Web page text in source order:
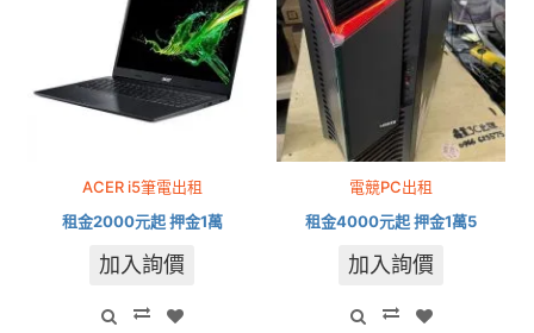
ACER i5筆電出租
租金2000元起 押金1萬
加入詢價
電競PC出租
租金4000元起 押金1萬5
加入詢價